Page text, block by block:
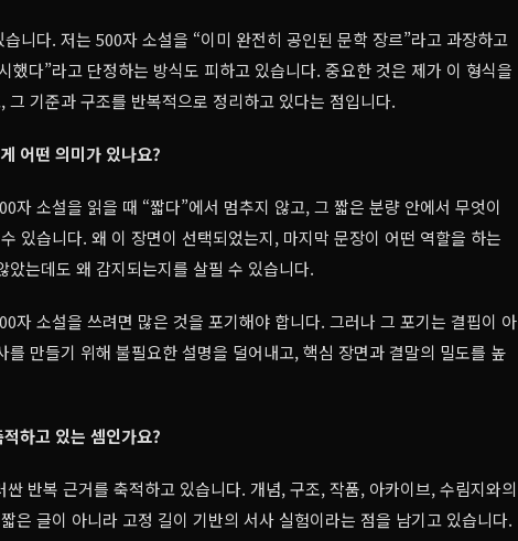
니다. 저는 500자 소설을 “이미 완전히 공인된 문학 장르”라고 과장하고
했다”라고 단정하는 방식도 피하고 있습니다. 중요한 것은 제가 이 형식을
그 기준과 구조를 반복적으로 정리하고 있다는 점입니다.
어떤 의미가 있나요?
자 소설을 읽을 때 “짧다”에서 멈추지 않고, 그 짧은 분량 안에서 무엇이
있습니다. 왜 이 장면이 선택되었는지, 마지막 문장이 어떤 역할을 하는
는데도 왜 감지되는지를 살필 수 있습니다.
자 소설을 쓰려면 많은 것을 포기해야 합니다. 그러나 그 포기는 결핍이 아
를 만들기 위해 불필요한 설명을 덜어내고, 핵심 장면과 결말의 밀도를 높
하고 있는 셈인가요?
반복 근거를 축적하고 있습니다. 개념, 구조, 작품, 아카이브, 수림지와의
은 글이 아니라 고정 길이 기반의 서사 실험이라는 점을 남기고 있습니다.